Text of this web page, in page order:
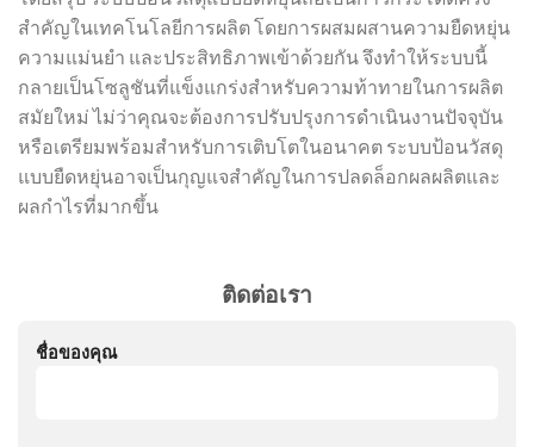
สำคัญในเทคโนโลยีการผลิต โดยการผสมผสานความยืดหยุ่น
ความแม่นยำ และประสิทธิภาพเข้าด้วยกัน จึงทำให้ระบบนี้
กลายเป็นโซลูชันที่แข็งแกร่งสำหรับความท้าทายในการผลิต
สมัยใหม่ ไม่ว่าคุณจะต้องการปรับปรุงการดำเนินงานปัจจุบัน
หรือเตรียมพร้อมสำหรับการเติบโตในอนาคต ระบบป้อนวัสดุ
แบบยืดหยุ่นอาจเป็นกุญแจสำคัญในการปลดล็อกผลผลิตและ
ผลกำไรที่มากขึ้น
ติดต่อเรา
ชื่อของคุณ